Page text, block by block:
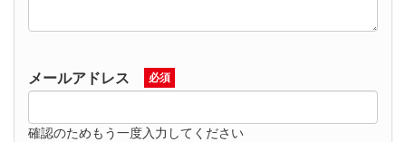
メールアドレス 必須
確認のためもう一度入力してください